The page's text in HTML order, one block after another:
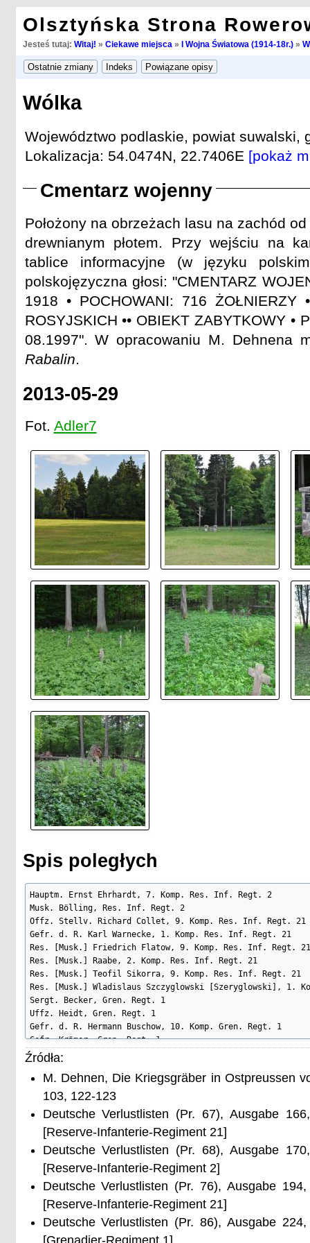
Olsztyńska Strona
Jesteś tutaj: Witaj! » Ciekawe miejsca » I Wojna Światowa (1914-18r.)»
Wólka
Województwo podlaskie, powiat suwalski,
Lokalizacja: 54.0474N, 22.7406E [pokaż
Cmentarz wojenny
Położony na obrzeżach lasu na zachód
drewnianym płotem. Przy wejściu na
tablice informacyjne (w języku
polskojęzyczna głosi: "CMENTARZ
1918 • POCHOWANI: 716 ŻOŁNIERZY
ROSYJSKICH •• OBIEKT ZABYTKOWY •
08.1997". W opracowaniu M. Dehnena
Rabalin.
2013-05-29
Fot. Adler7
Spis poległych
Hauptm. Ernst Ehrhardt, 7. Komp. Res. Inf. Regt. 2
Musk. Bölling, Res. Inf. Regt. 2
Offz. Stellv. Richard Collet, 9. Komp. Res. Inf. Regt. 21
Gefr. d. R. Karl Warnecke, 1. Komp. Res. Inf. Regt. 21
Res. [Musk.] Friedrich Flatow, 9. Komp. Res. Inf. Regt. 21
Res. [Musk.] Raabe, 2. Komp. Res. Inf. Regt. 21
Res. [Musk.] Teofil Sikorra, 9. Komp. Res. Inf. Regt. 21
Res. [Musk.] Wladislaus Szczyglowski [Szeryglowski], 1.
Sergt. Becker, Gren. Regt. 1
Uffz. Heidt, Gren. Regt. 1
Gefr. d. R. Hermann Buschow, 10. Komp. Gren. Regt. 1
Gefr. Krämer, Gren. Regt. 1
Gefr. Noak, Gren. Regt. 1
Gren. Billerl, Gren. Regt. 1
Krgsfreiw. [Gren.] Eduard Brossius, 2. Komp. Gren. Regt. 1
Gren. Gerst (Walter), Gren. Regt. 1
Gren. Hartpiel, Gren. Regt. 1
Gren. Kohn, Gren. Regt. 1
Gren. Morbach (Harbach), Gren. Regt. 1
Gren. Michael, Gren. Regt. 1
Gren. Moßwinkel, Gren. Regt. 1
Gren. Reusnig, Gren. Regt. 1
Gren. Siebert, Gren. Regt. 1
Gren. Trippier, Gren. Regt. 1
Gren. Wendt, Gren. Regt. 1
Źródła:
M. Dehnen, Die Kriegsgräber in Ostpreussen
103, 122-123
Deutsche Verlustlisten (Pr. 67), Ausgabe
[Reserve-Infanterie-Regiment 21]
Deutsche Verlustlisten (Pr. 68), Ausgabe
[Reserve-Infanterie-Regiment 2]
Deutsche Verlustlisten (Pr. 76), Ausgabe
[Reserve-Infanterie-Regiment 21]
Deutsche Verlustlisten (Pr. 86), Ausgabe